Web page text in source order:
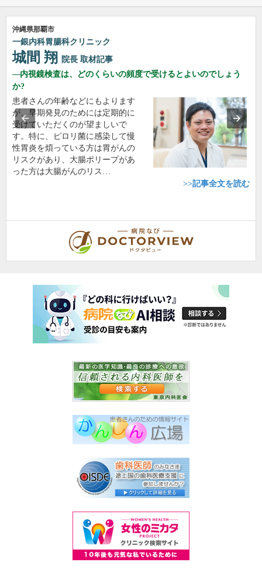
沖縄県那覇市
一銀内科胃腸科クリニック
城間 翔 院長 取材記事
内視鏡検査は、どのくらいの頻度で受けるとよいのでしょう
か?
患者さんの年齢などにもよります
が、早期発見のためには定期的に
受けていただくのが望ましいで
す。特に、ピロリ菌に感染して慢
性胃炎を煩っている方は胃がんの
リスクがあり、大腸ポリープがあ
った方は大腸がんのリス…
>>記事全文を読む